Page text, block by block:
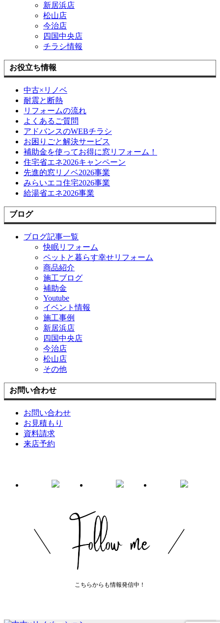
新居浜店
松山店
今治店
四国中央店
チラシ情報
お役立ち情報
中古×リノベ
耐震と断熱
リフォームの流れ
よくあるご質問
アドバンスのWEBチラシ
お困りごと解決サービス
補助金を使ってお得に窓リフォーム！
住宅省エネ2026キャンペーン
先進的窓リノベ2026事業
みらいエコ住宅2026事業
給湯省エネ2026事業
ブログ
ブログ記事一覧
快眠リフォーム
ペットと暮らす幸せリフォーム
商品紹介
施工ブログ
補助金
Youtube
イベント情報
施工事例
新居浜店
四国中央店
今治店
松山店
その他
お問い合わせ
お問い合わせ
お見積もり
資料請求
来店予約
こちらからも情報発信中！